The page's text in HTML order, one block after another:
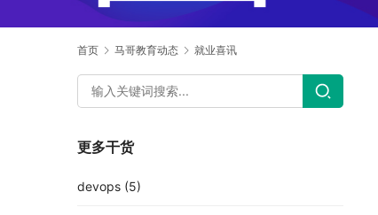
首页 马哥教育动态 就业喜讯
更多干货
devops (5)